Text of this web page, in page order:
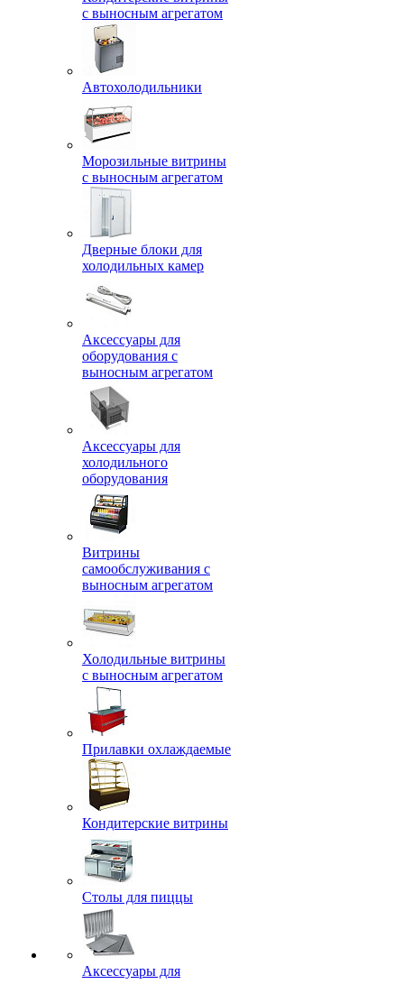
с выносным агрегатом
Автохолодильники
Морозильные витрины
с выносным агрегатом
Дверные блоки для
холодильных камер
Аксессуары для
оборудования с
выносным агрегатом
Аксессуары для
холодильного
оборудования
Витрины
самообслуживания с
выносным агрегатом
Холодильные витрины
с выносным агрегатом
Прилавки охлаждаемые
Кондитерские витрины
Столы для пиццы
Аксессуары для